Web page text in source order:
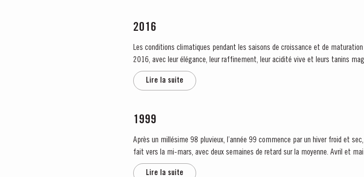
2016
Les conditions climatiques pendant les saisons de croissance et de
2016, avec leur élégance, leur raffinement, leur acidité vive et leurs tanins
humide, avec de fortes pluies et des...
Lire la suite
1999
Après un millésime 98 pluvieux, l’année 99 commence par un hiver froid et sec, avec très peu de
fait vers la mi-mars, avec deux semaines de retard sur la moyenne. Avril et
Lire la suite